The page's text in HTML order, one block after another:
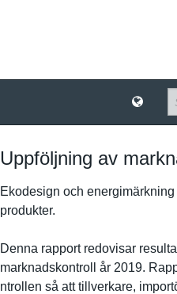
Uppföljning av
Ekodesign och
produkter.
Denna rapport redovisar
marknadsko­ntroll år 2019.
ntrollen så att tillverkar­e,